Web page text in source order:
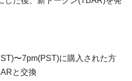
〜7pm(PST)に購入された方
と交換